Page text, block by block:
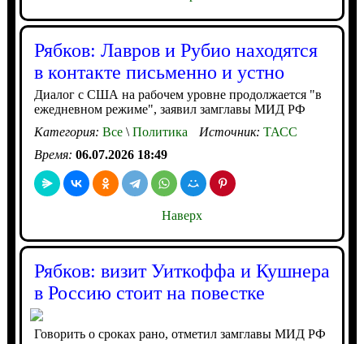
Рябков: Лавров и Рубио находятся
в контакте письменно и устно
Диалог с США на рабочем уровне продолжается "в
ежедневном режиме", заявил замглавы МИД РФ
Категория: Все\Политика Источник: ТАСС
Время: 06.07.2026 18:49
Наверх
Рябков: визит Уиткоффа и Кушнера
в Россию стоит на повестке
Говорить о сроках рано, отметил замглавы МИД РФ